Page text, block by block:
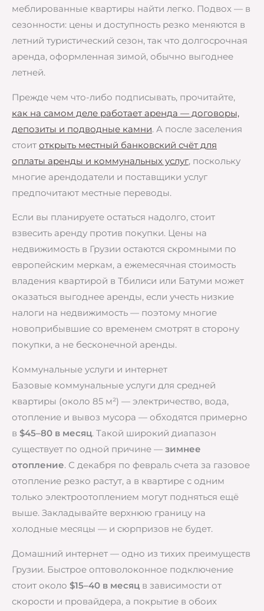
меблированные квартиры найти легко. Подвох — в
сезонности: цены и доступность резко меняются в
летний туристический сезон, так что долгосрочная
аренда, оформленная зимой, обычно выгоднее
летней.
Прежде чем что-либо подписывать, прочитайте,
как на самом деле работает аренда — договоры,
депозиты и подводные камни. А после заселения
стоит открыть местный банковский счёт для
оплаты аренды и коммунальных услуг, поскольку
многие арендодатели и поставщики услуг
предпочитают местные переводы.
Если вы планируете остаться надолго, стоит
взвесить аренду против покупки. Цены на
недвижимость в Грузии остаются скромными по
европейским меркам, а ежемесячная стоимость
владения квартирой в Тбилиси или Батуми может
оказаться выгоднее аренды, если учесть низкие
налоги на недвижимость — поэтому многие
новоприбывшие со временем смотрят в сторону
покупки, а не бесконечной аренды.
Коммунальные услуги и интернет
Базовые коммунальные услуги для средней
квартиры (около 85 м²) — электричество, вода,
отопление и вывоз мусора — обходятся примерно
в $45–80 в месяц. Такой широкий диапазон
существует по одной причине — зимнее
отопление. С декабря по февраль счета за газовое
отопление резко растут, а в квартире с одним
только электроотоплением могут подняться ещё
выше. Закладывайте верхнюю границу на
холодные месяцы — и сюрпризов не будет.
Домашний интернет — одно из тихих преимуществ
Грузии. Быстрое оптоволоконное подключение
стоит около $15–40 в месяц в зависимости от
скорости и провайдера, а покрытие в обоих